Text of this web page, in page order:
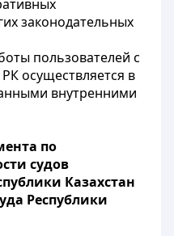
законодательных
пользователей с
осуществляется в
внутренними
по
судов
Казахстан
Республики